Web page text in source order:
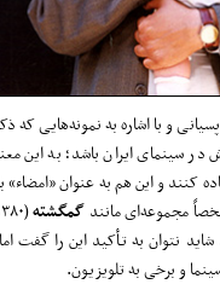
پسیانی و با اشاره به
سینمای ایران باشد؛ به این
و این هم به عنوان «امضاء»
مجموعه‌ای مانند گمگشته
نتوان به تـأکید این را گفت
و برخی به تلویزیون.